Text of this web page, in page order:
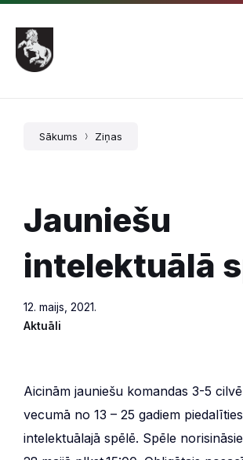
Pāriet
saturu
Skip
main
navigation
Skip
footer
Sākums Ziņas
Jauniešu
intelektuālā
12. maijs, 2021.
Aktuāli
Aicinām jauniešu komandas 3-5
vecumā no 13 – 25 gadiem
intelektuālajā spēlē. Spēle